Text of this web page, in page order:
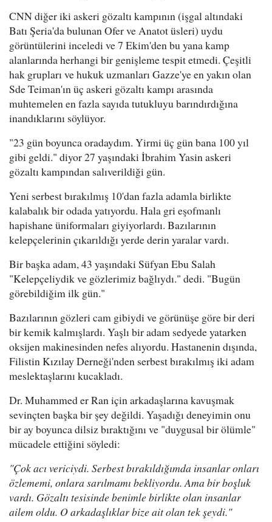
CNN diğer iki askeri gözaltı kampının (işgal altındaki
Batı Şeria'da bulunan Ofer ve Anatot üsleri) uydu
görüntülerini inceledi ve 7 Ekim'den bu yana kamp
alanlarında herhangi bir genişleme tespit etmedi. Çeşitli
hak grupları ve hukuk uzmanları Gazze'ye en yakın olan
Sde Teiman'ın üç askeri gözaltı kampı arasında
muhtemelen en fazla sayıda tutukluyu barındırdığına
inandıklarını söylüyor.
"23 gün boyunca oradaydım. Yirmi üç gün bana 100 yıl
gibi geldi." diyor 27 yaşındaki İbrahim Yasin askeri
gözaltı kampından salıverildiği gün.
Yeni serbest bırakılmış 10'dan fazla adamla birlikte
kalabalık bir odada yatıyordu. Hala gri eşofmanlı
hapishane üniformaları giyiyorlardı. Bazılarının
kelepçelerinin çıkarıldığı yerde derin yaralar vardı.
Bir başka adam, 43 yaşındaki Süfyan Ebu Salah
"Kelepçeliydik ve gözlerimiz bağlıydı." dedi. "Bugün
görebildiğim ilk gün."
Bazılarının gözleri cam gibiydi ve görünüşe göre bir deri
bir kemik kalmışlardı. Yaşlı bir adam sedyede yatarken
oksijen makinesinden nefes alıyordu. Hastanenin dışında,
Filistin Kızılay Derneği'nden serbest bırakılmış iki adam
meslektaşlarını kucakladı.
Dr. Muhammed er Ran için arkadaşlarına kavuşmak
sevinçten başka bir şey değildi. Yaşadığı deneyimin onu
bir ay boyunca dilsiz bıraktığını ve "duygusal bir ölümle"
mücadele ettiğini söyledi:
"Çok acı vericiydi. Serbest bırakıldığımda insanlar onları
özlememi, onlara sarılmamı bekliyordu. Ama bir boşluk
vardı. Gözaltı tesisinde benimle birlikte olan insanlar
ailem oldu. O arkadaşlıklar bize ait olan tek şeydi."